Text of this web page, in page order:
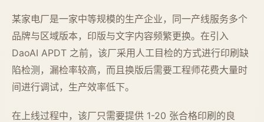
某家电厂是一家中等规模的生产企业，同一产线服务多个
品牌与区域版本，印版与文字内容频繁更换。在引入
DaoAI APDT 之前，该厂采用人工目检的方式进行印刷缺
陷检测，漏检率较高，而且换版后需要工程师花费大量时
间进行调试，生产效率低下。
在上线过程中，该厂只需要提供 1-20 张合格印刷的良